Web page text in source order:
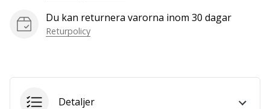
are?
Join
Brand
Ambassador.
Du kan returnera varorna inom 30 dagar
Returpolicy
Detaljer